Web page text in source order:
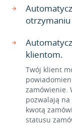
otrzymaniu
klientom.
Twój klient
zamówienie.
pozwalają
kwotą
statusu